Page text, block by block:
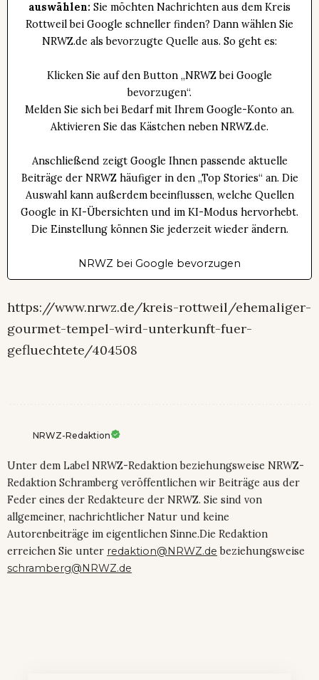
auswählen: Sie möchten Nachrichten aus dem Kreis
Rottweil bei Google schneller finden? Dann wählen Sie
NRWZ.de als bevorzugte Quelle aus. So geht es:
Klicken Sie auf den Button „NRWZ bei Google
bevorzugen“.
Melden Sie sich bei Bedarf mit Ihrem Google-Konto an.
Aktivieren Sie das Kästchen neben NRWZ.de.
Anschließend zeigt Google Ihnen passende aktuelle
Beiträge der NRWZ häufiger in den „Top Stories“ an. Die
Auswahl kann außerdem beeinflussen, welche Quellen
Google in KI-Übersichten und im KI-Modus hervorhebt.
Die Einstellung können Sie jederzeit wieder ändern.
NRWZ bei Google bevorzugen
https://www.nrwz.de/kreis-rottweil/ehemaliger-
gourmet-tempel-wird-unterkunft-fuer-
gefluechtete/404508
NRWZ-Redaktion
Unter dem Label NRWZ-Redaktion beziehungsweise NRWZ-
Redaktion Schramberg veröffentlichen wir Beiträge aus der
Feder eines der Redakteure der NRWZ. Sie sind von
allgemeiner, nachrichtlicher Natur und keine
Autorenbeiträge im eigentlichen Sinne.Die Redaktion
erreichen Sie unter redaktion@NRWZ.de beziehungsweise
schramberg@NRWZ.de